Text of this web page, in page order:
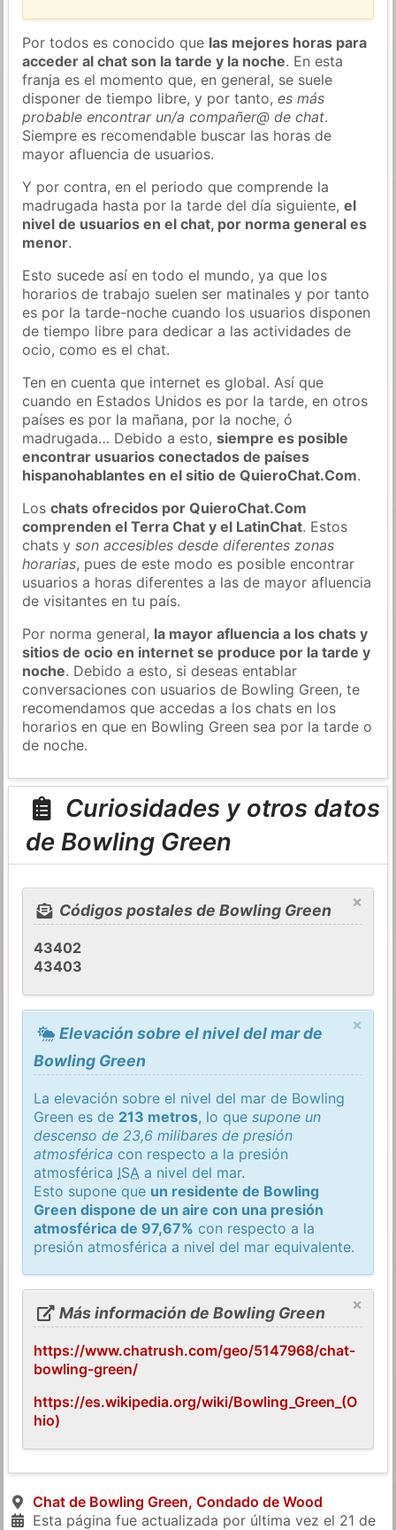
Por todos es conocido que las mejores horas para
acceder al chat son la tarde y la noche. En esta
franja es el momento que, en general, se suele
disponer de tiempo libre, y por tanto,es más
probable encontrar un/a compañer@ de chat.
Siempre es recomendable buscar las horas de
mayor afluencia de usuarios.
Y por contra, en el periodo que comprende la
madrugada hasta por la tarde del día siguiente,el
nivel de usuarios en el chat, por norma general es
menor.
Esto sucede así en todo el mundo, ya que los
horarios de trabajo suelen ser matinales y por tanto
es por la tarde-noche cuando los usuarios disponen
de tiempo libre para dedicar a las actividades de
ocio, como es el chat.
Ten en cuenta que internet es global. Así que
cuando en Estados Unidos es por la tarde, en otros
países es por la mañana, por la noche, ó
madrugada… Debido a esto,siempre es posible
encontrar usuarios conectados de países
hispanohablantes en el sitio de QuieroChat.Com.
Loschats ofrecidos por QuieroChat.Com
comprenden el Terra Chat y el LatinChat. Estos
chats yson accesibles desde diferentes zonas
horarias, pues de este modo es posible encontrar
usuarios a horas diferentes a las de mayor afluencia
de visitantes en tu país.
Por norma general, la mayor afluencia a los chats y
sitios de ocio en internet se produce por la tarde y
noche. Debido a esto, si deseas entablar
conversaciones con usuarios de Bowling Green, te
recomendamos que accedas a los chats en los
horarios en que en Bowling Green sea por la tarde o
de noche.
Curiosidades y otros datos
de Bowling Green
×
Códigos postales de Bowling Green
43402
43403
×
Elevación sobre el nivel del mar de
Bowling Green
La elevación sobre el nivel del mar de Bowling
Green es de 213 metros, lo quesupone un
descenso de 23,6 milibares de presión
atmosférica con respecto a la presión
atmosférica ISA a nivel del mar.
Esto supone que un residente de Bowling
Green dispone de un aire con una presión
atmosférica de 97,67% con respecto a la
presión atmosférica a nivel del mar equivalente.
×
Más información de Bowling Green
https://www.chatrush.com/geo/5147968/chat-
bowling-green/
https://es.wikipedia.org/wiki/Bowling_Green_(O
hio)
Chat de Bowling Green, Condado de Wood
Esta página fue actualizada por última vez el 21 de